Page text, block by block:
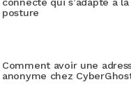
posture
Comment avoir une
anonyme chez